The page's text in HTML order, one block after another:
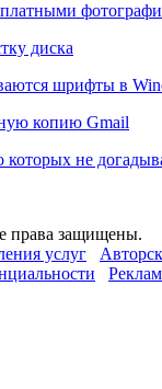
диска
шрифты в
копию Gmail
не
права защищены.
услуг